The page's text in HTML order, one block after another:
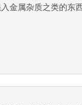
金属杂质之类的东